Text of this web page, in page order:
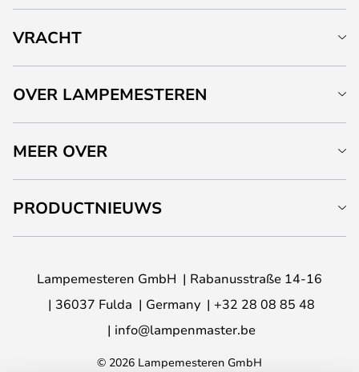
VRACHT
OVER LAMPEMESTEREN
MEER OVER
PRODUCTNIEUWS
Lampemesteren GmbH
Rabanusstraße 14-16
36037 Fulda
Germany
+32 28 08 85 48
info@lampenmaster.be
© 2026 Lampemesteren GmbH